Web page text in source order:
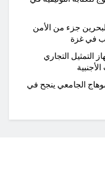
جزء من الأمن
في غزة
التمثيل التجاري
الجامعي ينجح في